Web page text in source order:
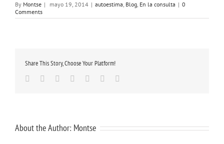
By Montse | mayo 19, 2014 | autoestima, Blog, En la consulta | 0
Comments
Share This Story, Choose Your Platform!
Facebook
TwitterLinkedinGoogle+
TumblrPinterest
About the Author: Montse